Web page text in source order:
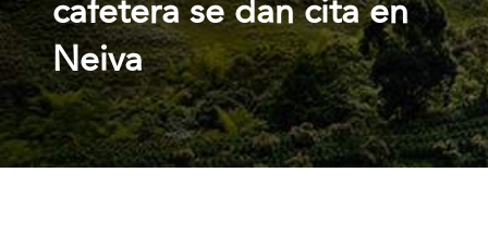
cafetera se dan cita en
Neiva